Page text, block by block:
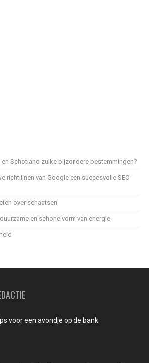
en Schotland zulke bijzondere bestemmingen?
richtlijnen van Google een succesvolle SEO-
over schaatsen
en schone vorm van energie
voor een avondje op de bank